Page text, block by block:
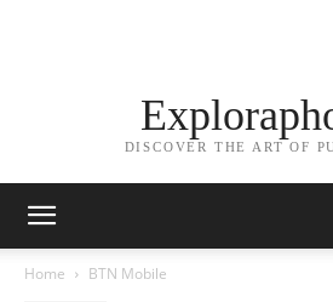
DISCOVER THE ART OF
Home BTN Mobile